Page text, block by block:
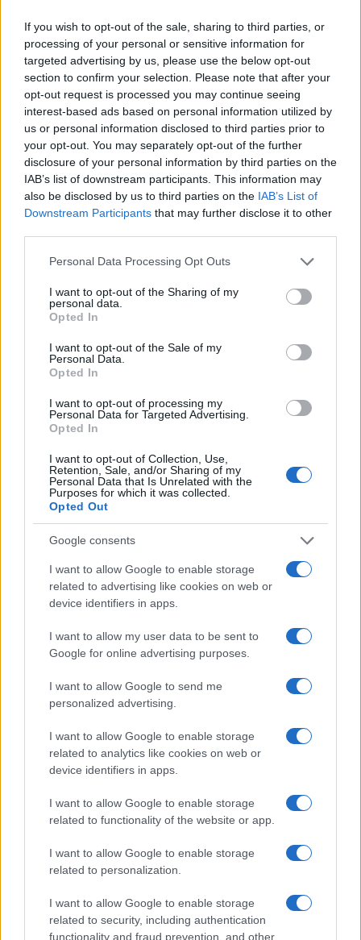
If you wish to opt-out of the sale, sharing to third parties, or
processing of your personal or sensitive information for
targeted advertising by us, please use the below opt-out
section to confirm your selection. Please note that after your
opt-out request is processed you may continue seeing
interest-based ads based on personal information utilized by
us or personal information disclosed to third parties prior to
your opt-out. You may separately opt-out of the further
disclosure of your personal information by third parties on the
IAB’s list of downstream participants. This information may
also be disclosed by us to third parties on the IAB’s List of
Downstream Participants that may further disclose it to other
Please note that this website/app uses one or more Google
not limited to your visit or usage behaviour. You may click to
grant or deny consent to Google and its third-party tags to
use your data for below specified purposes in below Google
consent section.
Personal Data Processing Opt Outs
I want to opt-out of the Sharing of my
personal data.
Opted In
I want to opt-out of the Sale of my
Personal Data.
Opted In
I want to opt-out of processing my
Personal Data for Targeted Advertising.
Opted In
I want to opt-out of Collection, Use,
Retention, Sale, and/or Sharing of my
Personal Data that Is Unrelated with the
Purposes for which it was collected.
Opted Out
Google consents
I want to allow Google to enable storage
related to advertising like cookies on web or
device identifiers in apps.
I want to allow my user data to be sent to
Google for online advertising purposes.
I want to allow Google to send me
personalized advertising.
I want to allow Google to enable storage
related to analytics like cookies on web or
device identifiers in apps.
I want to allow Google to enable storage
related to functionality of the website or app.
I want to allow Google to enable storage
related to personalization.
I want to allow Google to enable storage
related to security, including authentication
functionality and fraud prevention, and other